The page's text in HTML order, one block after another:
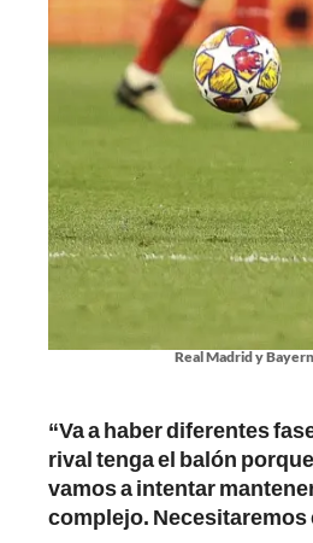
Real Madrid y
“Va a haber diferentes
rival tenga el balón
vamos a intentar
complejo. Necesitaremos